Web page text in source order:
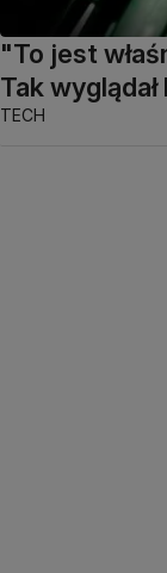
"To jest
Tak
TECH